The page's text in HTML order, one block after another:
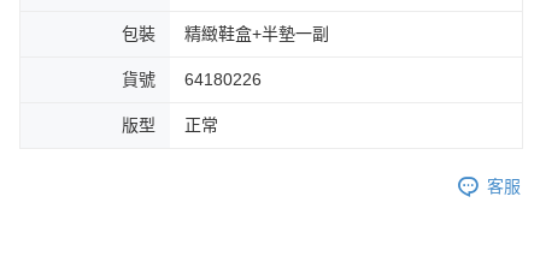
包裝 精緻鞋盒+半墊一副
貨號 64180226
版型 正常
客服